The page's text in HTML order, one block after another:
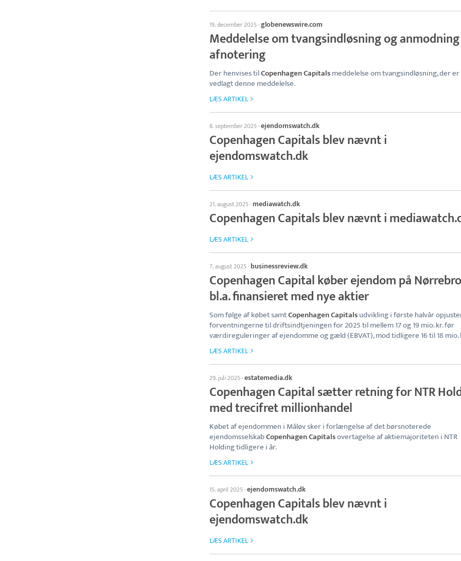
19. december 2025·globenewswire.com
Meddelelse om tvangsindløsning og
afnotering
Der henvises tilCopenhagen Capitalsmeddelelse om tvangsindløsning, der er
vedlagt denne meddelelse.
LÆS ARTIKEL
8. september 2025·ejendomswatch.dk
Copenhagen Capitals blev nævnt i
ejendomswatch.dk
LÆS ARTIKEL
21. august 2025· mediawatch.dk
Copenhagen Capitals blev nævnt i
LÆS ARTIKEL
7. august 2025· businessreview.dk
Copenhagen Capital køber ejendom på
bl.a. finansieret med nye aktier
Som følge af købet samtCopenhagen Capitalsudvikling i første halvår
forventningerne til driftsindtjeningen for 2025 til mellem 17 og 19 mio. kr. før
værdireguleringer af ejendomme og gæld (EBVAT), mod tidligere 16 til 18 mio.
LÆS ARTIKEL
29. juli 2025·estatemedia.dk
Copenhagen Capital sætter retning for NTR
med trecifret millionhandel
Købet af ejendommen i Måløv sker i forlængelse af det børsnoterede
ejendomsselskabCopenhagen Capitalsovertagelse af aktiemajoriteten i NTR
Holding tidligere i år.
LÆS ARTIKEL
15. april 2025·ejendomswatch.dk
Copenhagen Capitals blev nævnt i
ejendomswatch.dk
LÆS ARTIKEL